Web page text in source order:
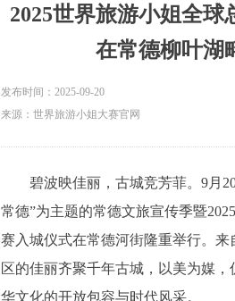
发布时间： 2025-09-20
2025世界旅游小姐全球
在常德柳叶湖
碧波映佳丽，古城竞芳菲。9月20
常德”为主题的常德文旅宣传季暨
赛入城仪式在常德河街隆重举行。来
区的佳丽齐聚千年古城，以美为媒
华文化的开放包容与时代风采。
来源：世界旅游小姐大赛官网